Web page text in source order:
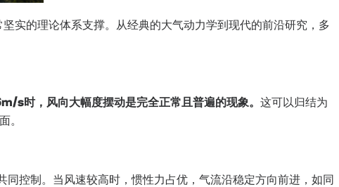
实的理论体系支撑。从经典的大气动力学到现代的前沿研究，多
s时，风向大幅度摆动是完全正常且普遍的现象。 这可以归结为
。
控制。当风速较高时，惯性力占优，气流沿稳定方向前进，如同